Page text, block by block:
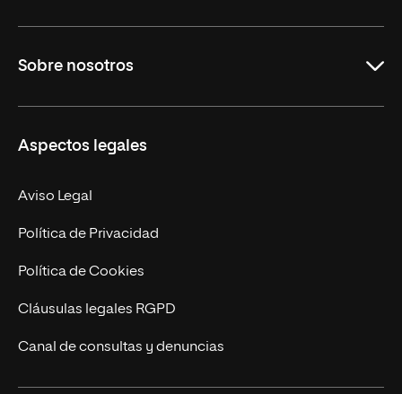
Másteres Oficiales
Doctorados
Experto Universitario
Postgrados
Cursos Universitarios
Sobre nosotros
Facultades
Nuestro Equipo
Trabaja en UNIR
Actualidad
UNIR Revista
Eventos
Aspectos legales
Aviso Legal
Política de Privacidad
Política de Cookies
Cláusulas legales RGPD
Canal de consultas y denuncias